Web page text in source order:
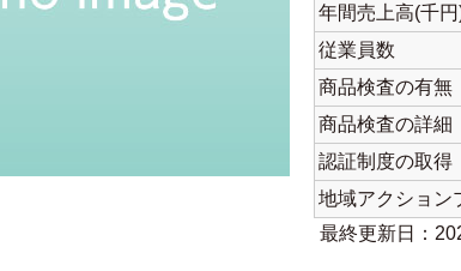
年間売上高(千
従業員数
商品検査の有無
商品検査の詳細
認証制度の取得
地域アクション
最終更新日：